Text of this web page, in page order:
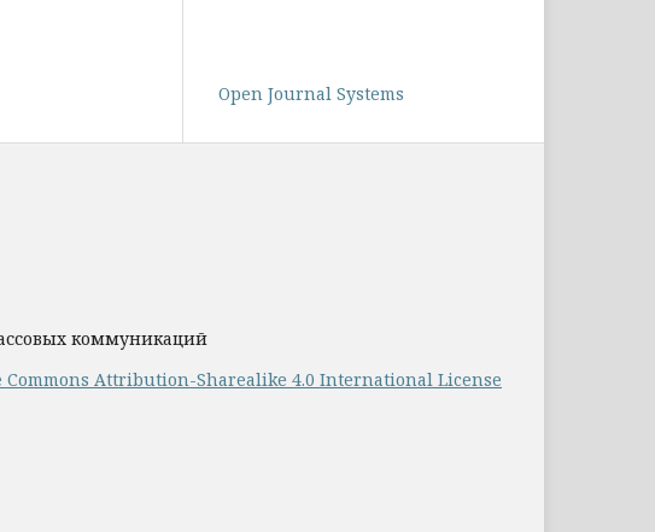
Open Journal Systems
коммуникаций
Commons Attribution-Sharealike 4.0 International License